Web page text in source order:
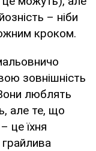
– ніби
кроком.
зовнішність
люблять
але те, що
це їхня
грайлива